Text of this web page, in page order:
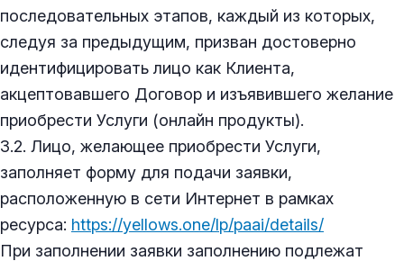
последовательных этапов, каждый из которых,
следуя за предыдущим, призван достоверно
идентифицировать лицо как Клиента,
акцептовавшего Договор и изъявившего желание
приобрести Услуги (онлайн продукты).
3.2. Лицо, желающее приобрести Услуги,
заполняет форму для подачи заявки,
расположенную в сети Интернет в рамках
ресурса: https://yellows.one/lp/paai/details/
При заполнении заявки заполнению подлежат